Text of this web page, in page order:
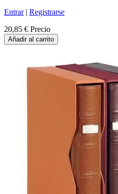
Entrar| Registrarse
20,85 € Precio
Añadir al carrito